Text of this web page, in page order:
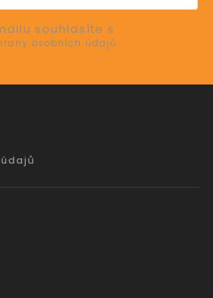
souhlasíte s
osobních údajů